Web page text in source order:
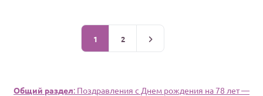
1 2
Общий раздел: Поздравления c Днем рождения на 78 лет —